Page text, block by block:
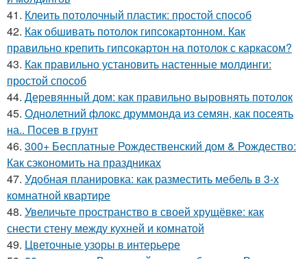
41. Клеить потолочный пластик: простой способ
42. Как обшивать потолок гипсокартонном. Как
правильно крепить гипсокартон на потолок с каркасом?
43. Как правильно установить настенные молдинги:
простой способ
44. Деревянный дом: как правильно выровнять потолок
45. Однолетний флокс друммонда из семян, как посеять
на.. Посев в грунт
46. 300+ Бесплатные Рождественский дом & Рождество:
Как сэкономить на праздниках
47. Удобная планировка: как разместить мебель в 3-х
комнатной квартире
48. Увеличьте пространство в своей хрущёвке: как
снести стену между кухней и комнатой
49. Цветочные узоры в интерьере